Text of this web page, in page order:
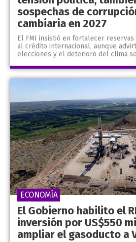
sospechas de
cambiaria en 2027
El FMI insistió en fortalecer
al crédito internacional, aunque
elecciones y el deterioro del clima
El Gobierno habilito el
inversión por US$550
ampliar el gasoducto a
ECONOMÍA